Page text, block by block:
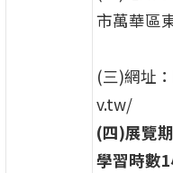
市萬華區
(三)網址
v.tw/
(四)展覽
學習時數1